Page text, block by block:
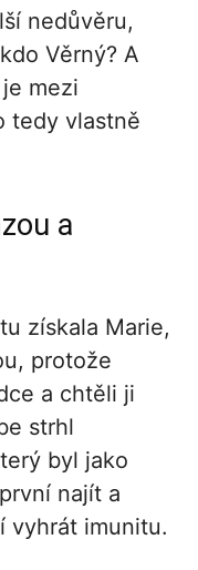
nedůvěru,
Věrný? A
mezi
tedy vlastně
a
získala Marie,
protože
a chtěli ji
strhl
byl jako
najít a
vyhrát imunitu.